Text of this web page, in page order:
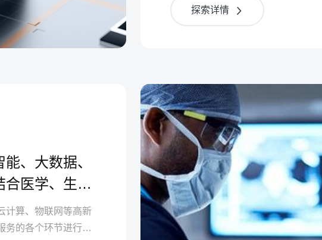
探索详情
、大数据、
医学、生物
计算、物联网等高新
务的各个环节进行系